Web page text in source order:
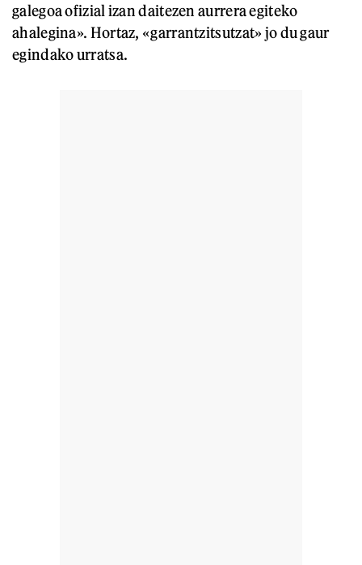
galegoa ofizial izan daitezen aurrera egiteko
ahalegina». Hortaz, «garrantzitsutzat» jo du gaur
egindako urratsa.